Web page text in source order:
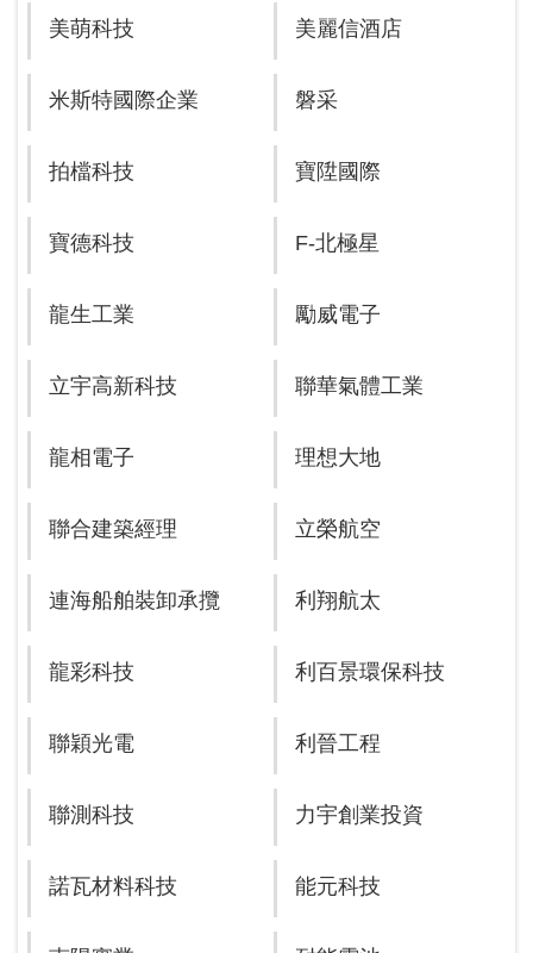
美萌科技 美麗信酒店
米斯特國際企業 磐采
拍檔科技 寶陞國際
寶德科技 F-北極星
龍生工業 勵威電子
立宇高新科技 聯華氣體工業
龍相電子 理想大地
聯合建築經理 立榮航空
連海船舶裝卸承攬 利翔航太
龍彩科技 利百景環保科技
聯穎光電 利晉工程
聯測科技 力宇創業投資
諾瓦材料科技 能元科技